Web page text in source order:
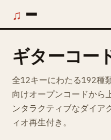
♫
ギターコー
全12キーにわたる192種
向けオープンコードから
ンタラクティブなダイア
ィオ再生付き。